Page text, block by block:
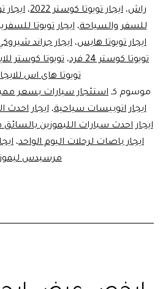
راش، ايجار تويوتا كوستر 2022 ، ايجار
للسفر والسياحة،ايجار تويوتا
ايجار تويوتا هايس، ايجار جراند شيروكي
تويوتا كوستر 24 فرد
، تويوتا كوستر
تويوتا هاى اس
موسوم كـ استئجار سيارات بسعر
ايجار اتوبيسات سياحية،ايجار احدث
ايجار احدث سيارات الليموزين
ايجار باصات لرحلات اليوم الواحد،
مرسيدس